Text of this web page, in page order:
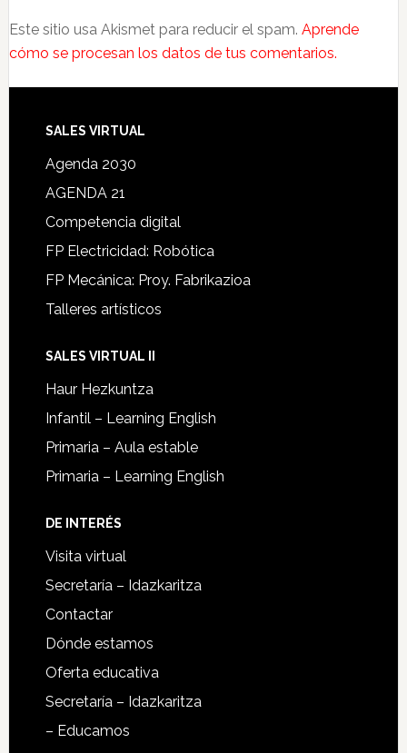
Este sitio usa Akismet para reducir el spam. Aprende
cómo se procesan los datos de tus comentarios.
SALES VIRTUAL
Agenda 2030
AGENDA 21
Competencia digital
FP Electricidad: Robótica
FP Mecánica: Proy. Fabrikazioa
Talleres artísticos
SALES VIRTUAL II
Haur Hezkuntza
Infantil – Learning English
Primaria – Aula estable
Primaria – Learning English
DE INTERÉS
Visita virtual
Secretaría – Idazkaritza
Contactar
Dónde estamos
Oferta educativa
Secretaría – Idazkaritza
– Educamos